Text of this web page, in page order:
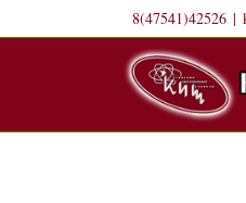
to
8(47541)42526 |